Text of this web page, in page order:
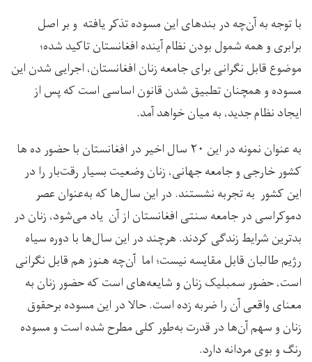
با توجه به آن‌چه در بندهای این مسوده تذکر یافته و بر اصل
برابری و همه شمول بودن نظام آینده افغانستان تاکید شده؛
موضوع قابل نگرانی برای جامعه زنان افغانستان، اجرایی شدن این
مسوده و همچنان تطبیق شدن قانون اساسی است که پس از
ایجاد نظام جدید، به میان خواهد آمد.
به عنوان نمونه در این ۲۰ سال اخیر در افغانستان با حضور ده ها
کشور خارجی و جامعه جهانی، زنان وضعیت بسیار رقت‌بار را در
این کشور به تجربه نشستند. در این سال‌ها که به‌عنوان عصر
دموکراسی در جامعه سنتی افغانستان از آن یاد می‌شود، زنان در
بدترین شرایط زندگی کردند. هرچند در این سال‌ها با دوره سیاه
رژیم طالبان قابل مقایسه نیست؛ اما آن‌چه هنوز هم قابل نگرانی
است، حضور سمبلیک زنان و شایعه‌های است که حضور زنان به
معنای واقعی آن را ضربه زده است. حالا در این مسوده برحقوق
زنان و سهم آن‌ها در قدرت به‌طور کلی مطرح شده است و مسوده
رنگ و بوی مردانه دارد.